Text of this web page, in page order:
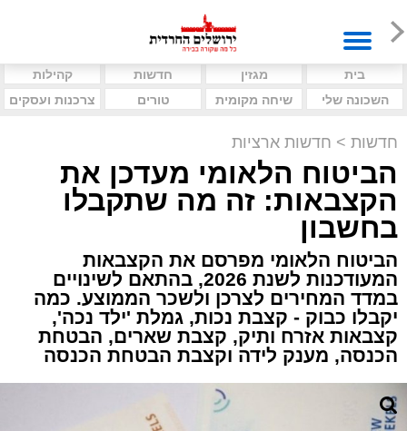
בית מגזין חדשות
קהילות
השכונה שלי
שיחה מקומית טורים צרכנות ועסקים
חדשות > חדשות ארציות
הביטוח הלאומי מעדכן את
הקצבאות: זה מה שתקבלו
בחשבון
הביטוח הלאומי מפרסם את הקצבאות
המעודכנות לשנת 2026, בהתאם לשינויים
במדד המחירים לצרכן ולשכר הממוצע. כמה
יקבלו כבוק - קצבת נכות, גמלת 'ילד נכה',
קצבאות אזרח ותיק, קצבת שארים, הבטחת
הכנסה, מענק לידה וקצבת הבטחת הכנסה